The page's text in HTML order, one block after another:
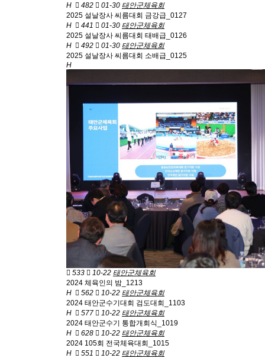
H
482 01-30 태안군체육회
2025 설날장사 씨름대회 금강급_0127
H
441 01-30 태안군체육회
2025 설날장사 씨름대회 태배급_0126
H
492 01-30 태안군체육회
2025 설날장사 씨름대회 소배급_0125
H
533 10-22 태안군체육회
2024 체육인의 밤_1213
H
562 10-22 태안군체육회
2024 태안군수기대회 검도대회_1103
H
577 10-22 태안군체육회
2024 태안군수기 통합개회식_1019
H
628 10-22 태안군체육회
2024 105회 전국체육대회_1015
H
551 10-22 태안군체육회